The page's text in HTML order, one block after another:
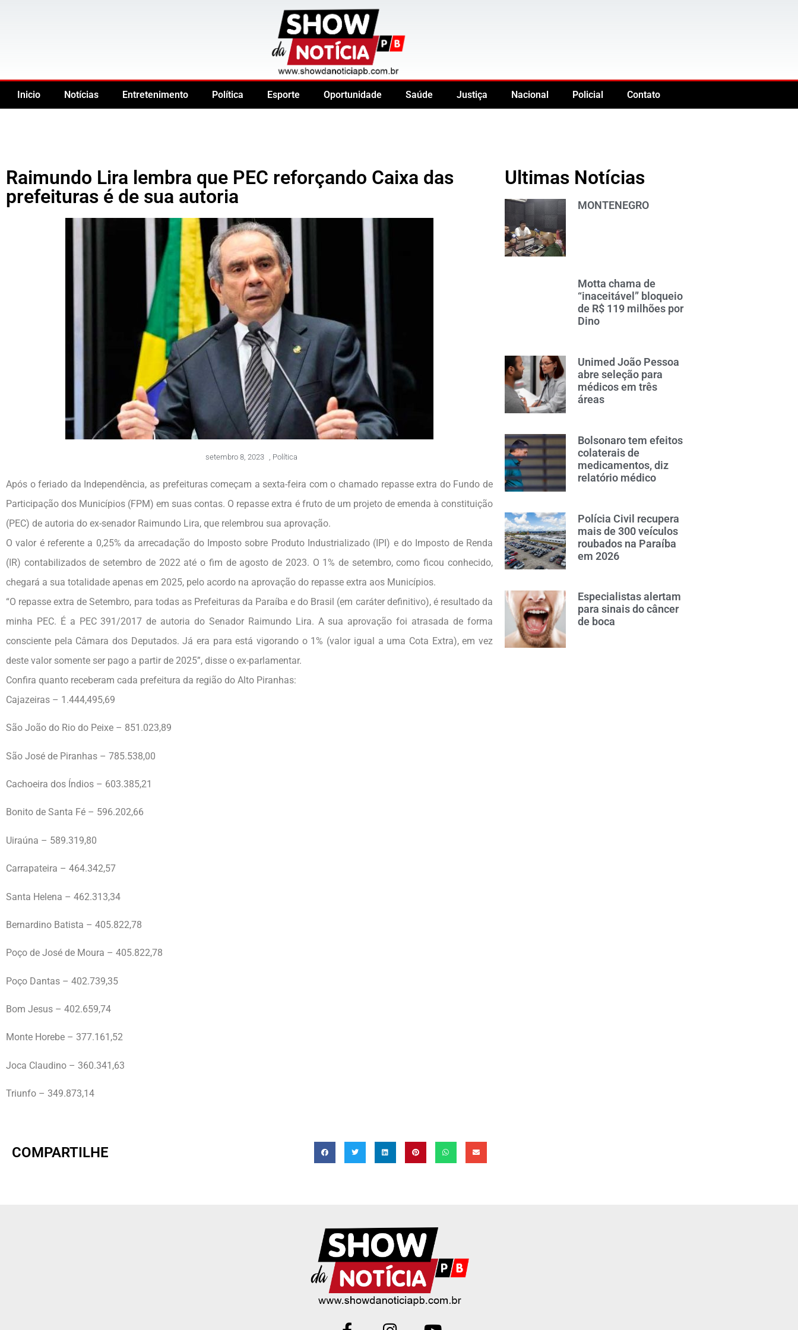
Inicio Notícias Entretenimento Política Esporte Oportunidade Saúde Justiça Nacional Policial Contato
Raimundo Lira lembra que PEC reforçando Caixa das
prefeituras é de sua autoria
setembro 8, 2023 Política
Após o feriado da Independência, as prefeituras começam a sexta-feira com o chamado repasse extra do Fundo de
Participação dos Municípios (FPM) em suas contas. O repasse extra é fruto de um projeto de emenda à constituição
(PEC) de autoria do ex-senador Raimundo Lira, que relembrou sua aprovação.
O valor é referente a 0,25% da arrecadação do Imposto sobre Produto Industrializado (IPI) e do Imposto de Renda
(IR) contabilizados de setembro de 2022 até o fim de agosto de 2023. O 1% de setembro, como ficou conhecido,
chegará a sua totalidade apenas em 2025, pelo acordo na aprovação do repasse extra aos Municípios.
“O repasse extra de Setembro, para todas as Prefeituras da Paraíba e do Brasil (em caráter definitivo), é resultado da
minha PEC. É a PEC 391/2017 de autoria do Senador Raimundo Lira. A sua aprovação foi atrasada de forma
consciente pela Câmara dos Deputados. Já era para está vigorando o 1% (valor igual a uma Cota Extra), em vez
deste valor somente ser pago a partir de 2025”, disse o ex-parlamentar.
Confira quanto receberam cada prefeitura da região do Alto Piranhas:
Cajazeiras – 1.444,495,69
São João do Rio do Peixe – 851.023,89
São José de Piranhas – 785.538,00
Cachoeira dos Índios – 603.385,21
Bonito de Santa Fé – 596.202,66
Uiraúna – 589.319,80
Carrapateira – 464.342,57
Santa Helena – 462.313,34
Bernardino Batista – 405.822,78
Poço de José de Moura – 405.822,78
Poço Dantas – 402.739,35
Bom Jesus – 402.659,74
Monte Horebe – 377.161,52
Joca Claudino – 360.341,63
Triunfo – 349.873,14
COMPARTILHE
Ultimas Notícias
MONTENEGRO
Motta chama de
“inaceitável” bloqueio
de R$ 119 milhões por
Dino
Unimed João Pessoa
abre seleção para
médicos em três
áreas
Bolsonaro tem efeitos
colaterais de
medicamentos, diz
relatório médico
Polícia Civil recupera
mais de 300 veículos
roubados na Paraíba
em 2026
Especialistas alertam
para sinais do câncer
de boca